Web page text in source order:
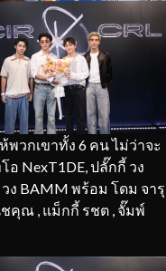
วกเขาทั้ง 6 คน ไม่ว่าจะ
อ NexT1DE, ปลั๊กกี้ วง
ง BAMM พร้อม โดม จารุ
คุณ , แม็กกี้ รชต , จั๊มพ์